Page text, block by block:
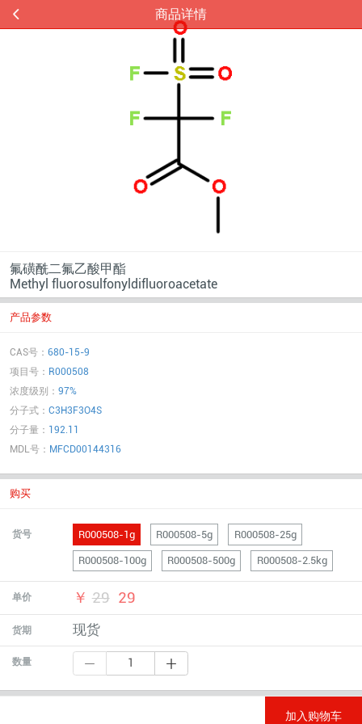
商品详情
氟磺酰二氟乙酸甲酯
Methyl fluorosulfonyldifluoroacetate
产品参数
CAS号： 680-15-9
项目号： R000508
浓度级别： 97%
分子式： C3H3F3O4S
分子量： 192.11
MDL号： MFCD00144316
购买
货号 R000508-1g R000508-5g R000508-25g
R000508-100g R000508-500g R000508-2.5kg
单价 ￥ 29 29
货期 现货
数量
加入购物车